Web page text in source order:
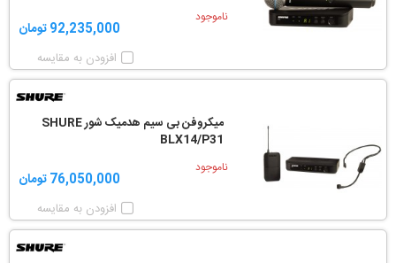
ناموجود
92,235,000 تومان
افزودن به مقایسه
میکروفن بی سیم هدمیک شور SHURE
BLX14/P31
ناموجود
76,050,000 تومان
افزودن به مقایسه